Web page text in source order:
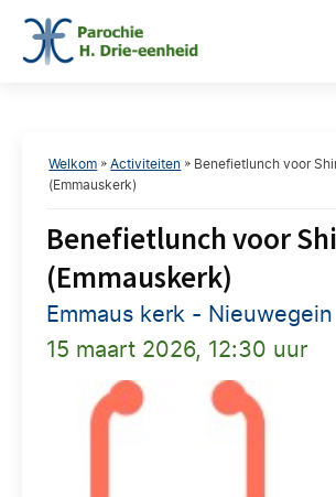
Welkom »Activiteiten » Benefietlunch voor
(Emmauskerk)
Benefietlunch voor
(Emmauskerk)
Emmaus kerk - Nieuwegein
15 maart 2026, 12:30 uur